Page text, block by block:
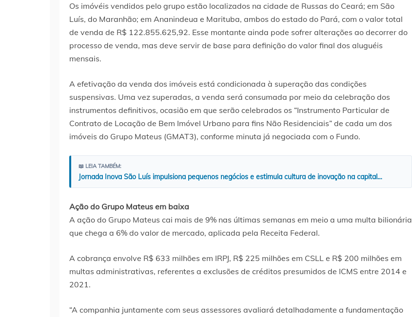
Os imóvéis vendidos pelo grupo estão localizados na cidade de Russas do Ceará; em São
Luís, do Maranhão; em Ananindeua e Marituba, ambos do estado do Pará, com o valor total
de venda de R$ 122.855.625,92. Esse montante ainda pode sofrer alterações ao decorrer do
processo de venda, mas deve servir de base para definição do valor final dos aluguéis
mensais.
A efetivação da venda dos imóveis está condicionada à superação das condições
suspensivas. Uma vez superadas, a venda será consumada por meio da celebração dos
instrumentos definitivos, ocasião em que serão celebrados os “Instrumento Particular de
Contrato de Locação de Bem Imóvel Urbano para fins Não Residenciais” de cada um dos
imóveis do Grupo Mateus (GMAT3), conforme minuta já negociada com o Fundo.
📖 LEIA TAMBÉM:
Jornada Inova São Luís impulsiona pequenos negócios e estimula cultura de inovação na capital…
Ação do Grupo Mateus em baixa
A ação do Grupo Mateus cai mais de 9% nas últimas semanas em meio a uma multa bilionária
que chega a 6% do valor de mercado, aplicada pela Receita Federal.
A cobrança envolve R$ 633 milhões em IRPJ, R$ 225 milhões em CSLL e R$ 200 milhões em
multas administrativas, referentes a exclusões de créditos presumidos de ICMS entre 2014 e
2021.
“A companhia juntamente com seus assessores avaliará detalhadamente a fundamentação